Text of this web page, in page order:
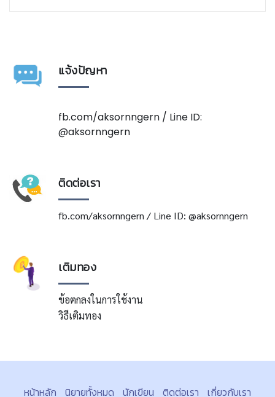
แจ้งปัญหา
fb.com/aksornngern / Line ID:
@aksornngern
ติดต่อเรา
fb.com/aksornngern / Line ID: @aksornngern
เติมทอง
ข้อตกลงในการใช้งาน
วิธีเติมทอง
หน้าหลัก นิยายทั้งหมด นักเขียน ติดต่อเรา เกี่ยวกับเรา